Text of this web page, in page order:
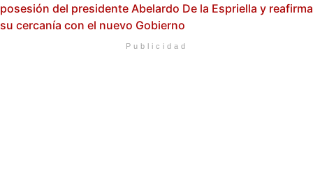
posesión del presidente Abelardo De la Espriella y reafirma
su cercanía con el nuevo Gobierno
Publicidad